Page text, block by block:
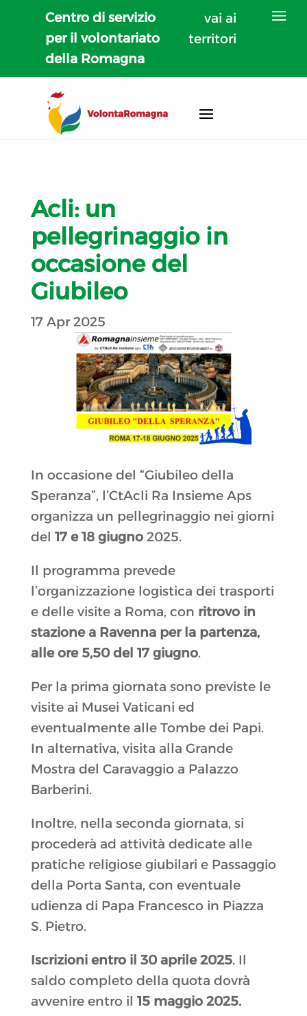
Centro di servizio
per il volontariato
della Romagna
vai ai
territori
Acli: un
pellegrinaggio in
occasione del
Giubileo
17 Apr 2025
In occasione del “Giubileo della
Speranza”, l’CtAcli Ra Insieme Aps
organizza un pellegrinaggio nei giorni
del 17 e 18 giugno2025.
Il programma prevede
l’organizzazione logistica dei trasporti
e delle visite a Roma, con ritrovo in
stazione a Ravenna per la partenza,
alle ore 5,50 del 17 giugno.
Per la prima giornata sono previste le
visite ai Musei Vaticani ed
eventualmente alle Tombe dei Papi.
In alternativa, visita alla Grande
Mostra del Caravaggio a Palazzo
Barberini.
Inoltre, nella seconda giornata, si
procederà ad attività dedicate alle
pratiche religiose giubilari e Passaggio
della Porta Santa, con eventuale
udienza di Papa Francesco in Piazza
S. Pietro.
Iscrizioni entro il 30 aprile 2025. Il
saldo completo della quota dovrà
avvenire entro il 15 maggio 2025.